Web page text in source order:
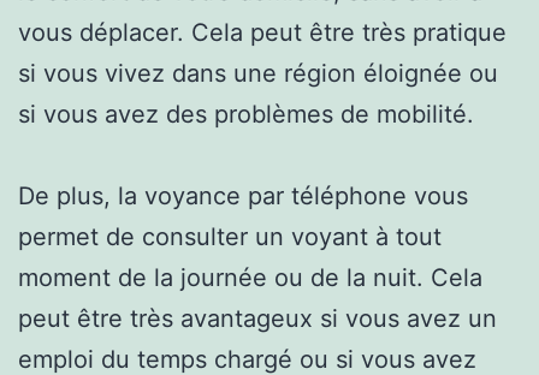
vous déplacer. Cela peut être très pratique
si vous vivez dans une région éloignée ou
si vous avez des problèmes de mobilité.
De plus, la voyance par téléphone vous
permet de consulter un voyant à tout
moment de la journée ou de la nuit. Cela
peut être très avantageux si vous avez un
emploi du temps chargé ou si vous avez